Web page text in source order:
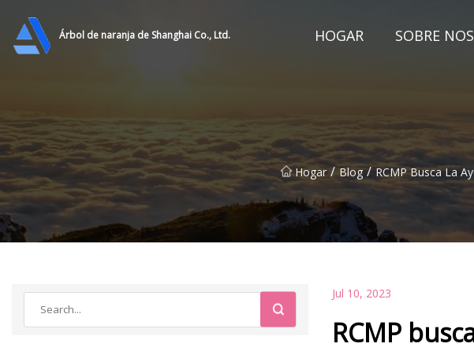
Árbol de naranja de Shanghai Co., Ltd. HOGAR SOBRE
Hogar / Blog / RCMP Busca La
Jul 10, 2023
RCMP